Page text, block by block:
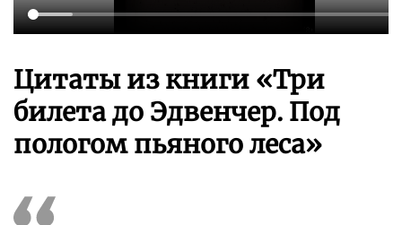
Цитаты из книги «Три
билета до Эдвенчер. Под
пологом пьяного леса»